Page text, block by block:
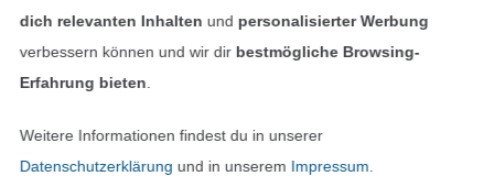
Unsere Versandpartner
In den deutschen Shop wechseln (aktuell
dich relevanten Inhalten und personalisierter Werbung
verbessern können und wir dir bestmögliche Browsing-
Erfahrung bieten
Weitere Informationen findest du in unserer
Datenschutzerklärung und in unserem Impressum